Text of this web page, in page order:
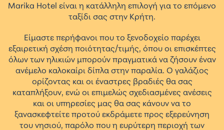
Marika Hotel είναι η κατάλληλη επιλογή για το επόμενο
ταξίδι σας στην Κρήτη.
Είμαστε περήφανοι που το ξενοδοχείο παρέχει
εξαιρετική σχέση ποιότητας/τιμής, όπου οι επισκέπτες
όλων των ηλικιών μπορούν πραγματικά να ζήσουν έναν
ανέμελο καλοκαίρι δίπλα στην παραλία. Ο γαλάζιος
ορίζοντας και οι έναστρες βραδιές θα σας
καταπλήξουν, ενώ οι επιμελώς σχεδιασμένες ανέσεις
και οι υπηρεσίες μας θα σας κάνουν να το
ξανασκεφτείτε προτού εκδράμετε προς εξερεύνηση
του νησιού, παρόλο που η ευρύτερη περιοχή των